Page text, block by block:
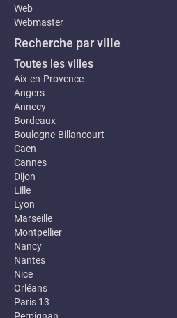
Web
Webmaster
Recherche par ville
Toutes les villes
Aix-en-Provence
Angers
Annecy
Bordeaux
Boulogne-Billancourt
Caen
Cannes
Dijon
Lille
Lyon
Marseille
Montpellier
Nancy
Nantes
Nice
Orléans
Paris 13